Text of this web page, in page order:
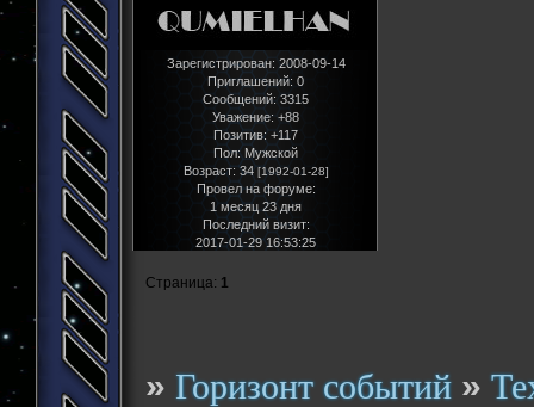
Зарегистрирован: 2008-09-14
Приглашений: 0
Сообщений: 3315
Уважение: +88
Позитив: +117
Пол: Мужской
Возраст: 34 [1992-01-28]
Провел на форуме:
1 месяц 23 дня
Последний визит:
2017-01-29 16:53:25
Страница: 1
»Горизонт событий »